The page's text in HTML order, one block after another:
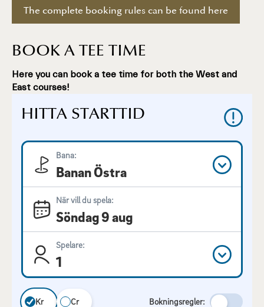
The complete booking rules can be found here
BOOK A TEE TIME
Here you can book a tee time for both the West and
East courses!
HITTA STARTTID
Bana:
Banan Östra
När vill du spela:
Söndag 9 aug
Spelare:
1
Kr Cr Bokningsregler: